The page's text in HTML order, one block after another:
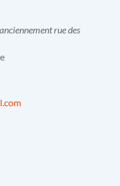
rue des